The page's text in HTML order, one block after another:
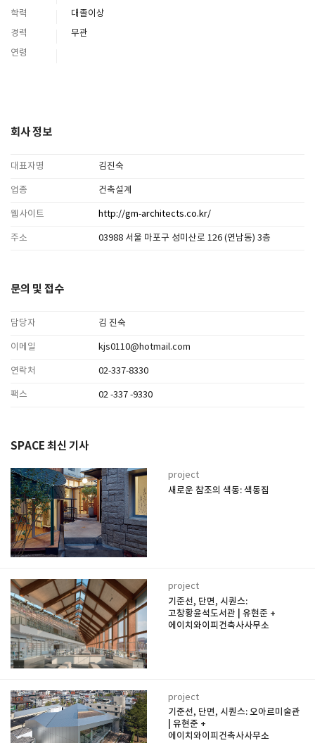
학력
대졸이상
경력
무관
연령
회사 정보
대표자명 김진숙
업종 건축설계
웹사이트 http://gm-architects.co.kr/
주소 03988 서울 마포구 성미산로 126 (연남동) 3층
문의 및 접수
담당자 김 진숙
이메일 kjs0110@hotmail.com
연락처 02-337-8330
팩스 02 -337 -9330
SPACE 최신 기사
project
새로운 참조의 색동: 색동집
project
기준선, 단면, 시퀀스:
고창황윤석도서관 | 유현준 +
에이치와이피건축사사무소
project
기준선, 단면, 시퀀스: 오아르미술관
| 유현준 +
에이치와이피건축사사무소